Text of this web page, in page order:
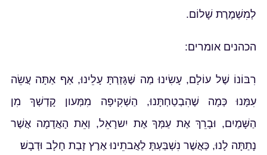
לְמִשְׁמֶרֶת שָׁלוֹם.
הכהנים אומרים:
רִבּוֹנוֹ שֶׁל עוֹלָם, עָשִׂינוּ מַה שֶּׁגָּזַרְתָּ עָלֵינוּ, אַף אַתָּה עֲשֵׂה
עִמָּנוּ כְּמָה שֶׁהִבְטַחְתָּנוּ, הַשְׁקִיפָה מִמְּעון קָדְשְׁךָ מִן
הַשָּׁמַיִם, וּבָרֵךְ אֶת עַמְּךָ אֶת יִשרָאֵל, וְאֵת הָאֲדָמָה אֲשֶׁר
נָתַתָּה לָנוּ, כַּאֲשֶׁר נִשְׁבַּעְתָּ לַאֲבתֵינוּ אֶרֶץ זָבַת חָלָב וּדְבָשׁ׃